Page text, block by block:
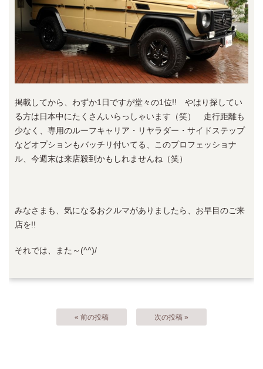
掲載してから、わずか1日ですが堂々の1位!! やはり探してい
る方は日本中にたくさんいらっしゃいます（笑） 走行距離も
少なく、専用のルーフキャリア・リヤラダー・サイドステップ
などオプションもバッチリ付いてる、このプロフェッショナ
ル、今週末は来店殺到かもしれませんね（笑）
みなさまも、気になるおクルマがありましたら、お早目のご来
店を!!
それでは、また～(^^)/
« 前の投稿 次の投稿 »